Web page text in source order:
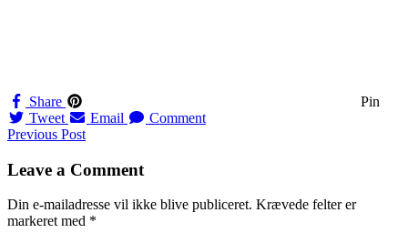
Share
Pin
Tweet
Email Comment
Navigation
til
Previous Post
Leave a Comment
Din e-mailadresse vil ikke blive publiceret. Krævede felter er
markeret med *